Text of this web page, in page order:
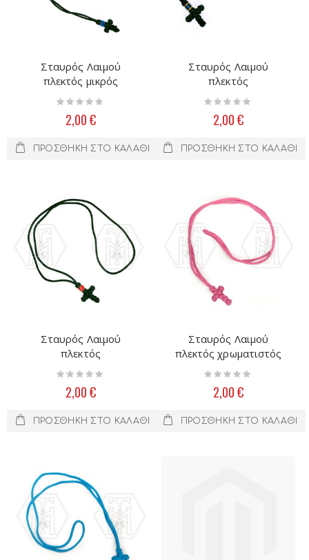
Σταυρός Λαιμού
πλεκτός μικρός
Rating:
2,00 €
ΠΡΟΣΘΉΚΗ ΣΤΟ ΚΑΛΆΘΙ
Σταυρός Λαιμού
πλεκτός
Rating:
2,00 €
ΠΡΟΣΘΉΚΗ ΣΤΟ ΚΑΛΆΘΙ
Σταυρός Λαιμού
πλεκτός
Rating:
2,00 €
ΠΡΟΣΘΉΚΗ ΣΤΟ ΚΑΛΆΘΙ
Σταυρός Λαιμού
πλεκτός χρωματιστός
Rating:
2,00 €
ΠΡΟΣΘΉΚΗ ΣΤΟ ΚΑΛΆΘΙ